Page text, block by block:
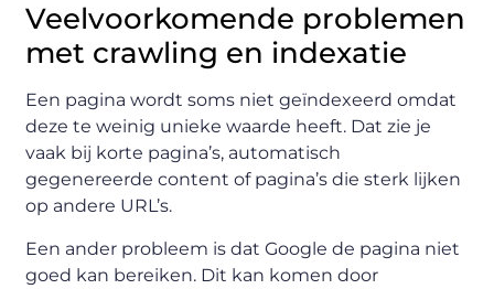
Veelvoorkomende problemen
met crawling en indexatie
Een pagina wordt soms niet geïndexeerd omdat
deze te weinig unieke waarde heeft. Dat zie je
vaak bij korte pagina’s, automatisch
gegenereerde content of pagina’s die sterk lijken
op andere URL’s.
Een ander probleem is dat Google de pagina niet
goed kan bereiken. Dit kan komen door